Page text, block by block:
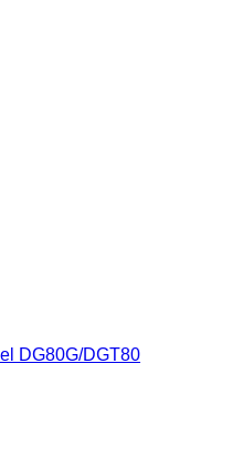
DG80G/DGT80